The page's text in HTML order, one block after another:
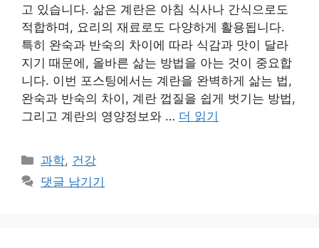
고 있습니다. 삶은 계란은 아침 식사나 간식으로도
적합하며, 요리의 재료로도 다양하게 활용됩니다.
특히 완숙과 반숙의 차이에 따라 식감과 맛이 달라
지기 때문에, 올바른 삶는 방법을 아는 것이 중요합
니다. 이번 포스팅에서는 계란을 완벽하게 삶는 법,
완숙과 반숙의 차이, 계란 껍질을 쉽게 벗기는 방법,
그리고 계란의 영양정보와 … 더 읽기
카
테
고
과학, 건강
댓글 남기기